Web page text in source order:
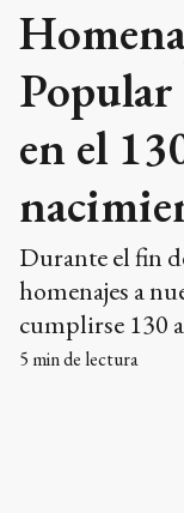
en el
Durante el fin
homenajes a
cumplirse 130
“C.
5 min de lectura